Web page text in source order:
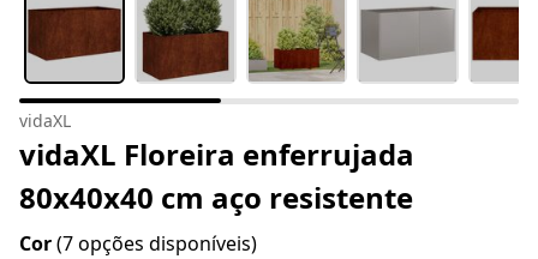
vidaXL
vidaXL Floreira enferrujada
80x40x40 cm aço resistente
Cor(7 opções disponíveis)